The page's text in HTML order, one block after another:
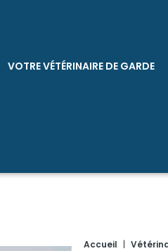
VOTRE VÉTÉRINAIRE DE GARDE
Accueil |